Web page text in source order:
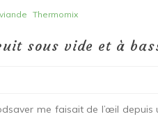
Thermomix
sous vide et à
me faisait de l’œil